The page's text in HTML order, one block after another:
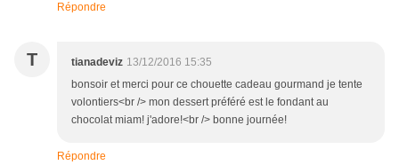
Répondre
T tianadeviz 13/12/2016 15:35
bonsoir et merci pour ce chouette cadeau gourmand je tente
volontiers<br /> mon dessert préféré est le fondant au
chocolat miam! j'adore!<br /> bonne journée!
Répondre